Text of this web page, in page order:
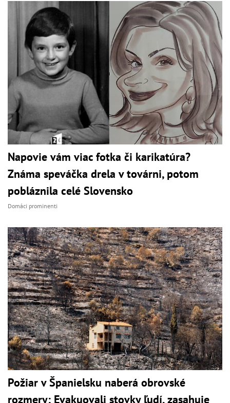
Napovie vám viac fotka či karikatúra?
Známa speváčka drela v továrni, potom
pobláznila celé Slovensko
Domáci prominenti
Požiar v Španielsku naberá obrovské
rozmery: Evakuovali stovky ľudí, zasahuje